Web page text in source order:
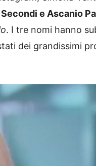
e Ascanio
. I tre nomi hanno
dei grandissimi